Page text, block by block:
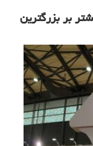
بر بزرگترین